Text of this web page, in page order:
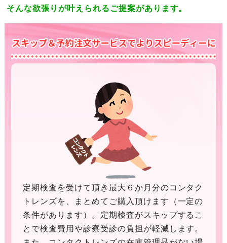
そんな欲張りが叶えられるご提案があります。
定期検査を受けて頂き最大６か月分のコンタク
トレンズを、まとめてご購入頂けます（一定の
条件があります）。定期検査がスキップするこ
とで検査費用や診察受診の負担が軽減します。